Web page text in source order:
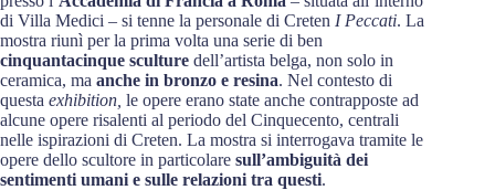
di Villa Medici – si tenne la personale di Creten I Peccati. La
mostra riunì per la prima volta una serie di ben
cinquantacinque sculture dell’artista belga, non solo in
ceramica, ma anche in bronzo e resina. Nel contesto di
questa exhibition, le opere erano state anche contrapposte ad
alcune opere risalenti al periodo del Cinquecento, centrali
nelle ispirazioni di Creten. La mostra si interrogava tramite le
opere dello scultore in particolare sull’ambiguità dei
sentimenti umani e sulle relazioni tra questi.